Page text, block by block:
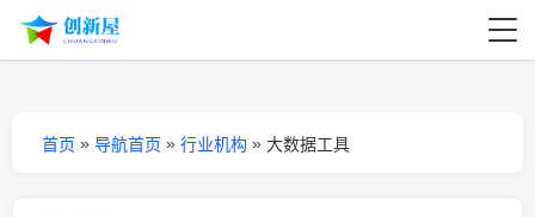
首页 » 导航首页 » 行业机构 » 大数据工具